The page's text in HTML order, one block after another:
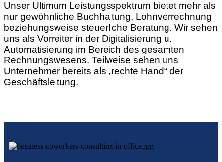
Unser Ultimum Leistungsspektrum bietet mehr als
nur gewöhnliche Buchhaltung, Lohnverrechnung
beziehungsweise steuerliche Beratung. Wir sehen
uns als Vorreiter in der Digitalisierung u.
Automatisierung im Bereich des gesamten
Rechnungswesens. Teilweise sehen uns
Unternehmer bereits als „rechte Hand“ der
Geschäftsleitung.